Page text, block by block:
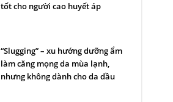
tốt cho người cao huyết áp
“Slugging” – xu hướng dưỡng ẩm
làm căng mọng da mùa lạnh,
nhưng không dành cho da dầu